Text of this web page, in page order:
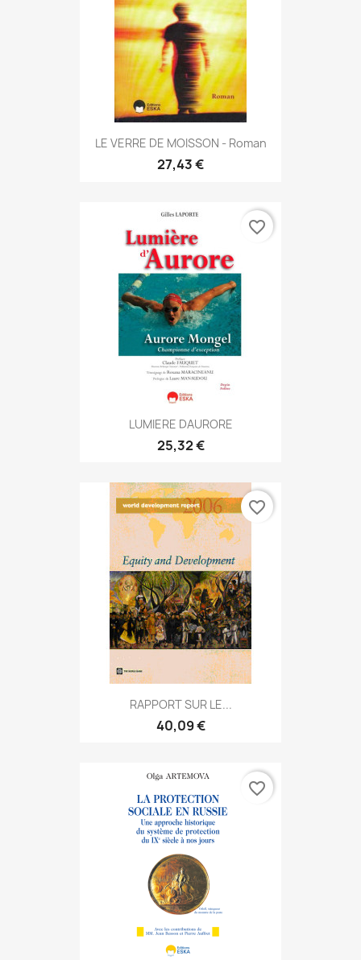
LE VERRE DE MOISSON - Roman
27,43 €
LUMIERE DAURORE
25,32 €
favorite_border
RAPPORT SUR LE...
40,09 €
favorite_border
favorite_border